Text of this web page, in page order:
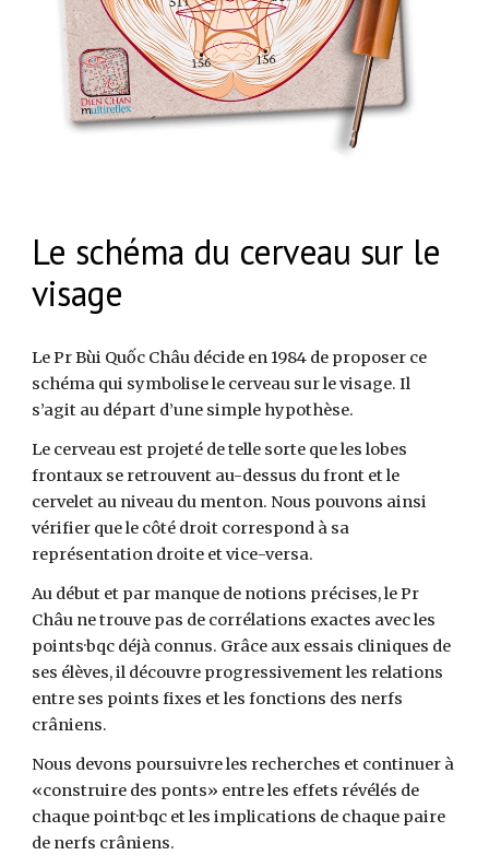
Le schéma du cerveau sur le
visage
Le Pr Bùi Quốc Châu décide en 1984 de proposer ce
schéma qui symbolise le cerveau sur le visage. Il
s’agit au départ d’une simple hypothèse.
Le cerveau est projeté de telle sorte que les lobes
frontaux se retrouvent au-dessus du front et le
cervelet au niveau du menton. Nous pouvons ainsi
vérifier que le côté droit correspond à sa
représentation droite et vice-versa.
Au début et par manque de notions précises, le Pr
Châu ne trouve pas de corrélations exactes avec les
points·bqc déjà connus. Grâce aux essais cliniques de
ses élèves, il découvre progressivement les relations
entre ses points fixes et les fonctions des nerfs
crâniens.
Nous devons poursuivre les recherches et continuer à
«construire des ponts» entre les effets révélés de
chaque point·bqc et les implications de chaque paire
de nerfs crâniens.